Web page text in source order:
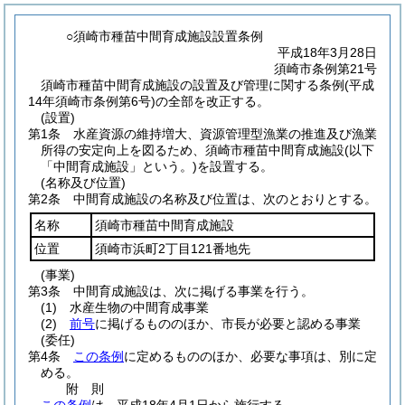
○須崎市種苗中間育成施設設置条例
平成18年3月28日
須崎市条例第21号
須崎市種苗中間育成施設の設置及び管理に関する条例(平成
14年須崎市条例第6号)の全部を改正する。
(設置)
第1条
水産資源の維持増大、資源管理型漁業の推進及び漁業
所得の安定向上を図るため、須崎市種苗中間育成施設(以下
「中間育成施設」という。)を設置する。
(名称及び位置)
第2条
中間育成施設の名称及び位置は、次のとおりとする。
名称
須崎市種苗中間育成施設
位置
須崎市浜町2丁目121番地先
(事業)
第3条
中間育成施設は、次に掲げる事業を行う。
(1)
水産生物の中間育成事業
(2)
前号に掲げるもののほか、市長が必要と認める事業
(委任)
第4条
この条例 に定めるもののほか、必要な事項は、別に定
める。
附 則